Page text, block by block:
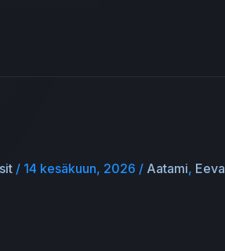
/ 14 kesäkuun, 2026 / Aatami, Eeva